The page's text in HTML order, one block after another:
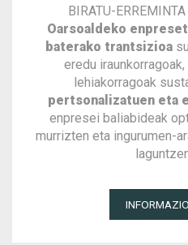
BIRATU-
Oarsoaldeko
baterako trantsizioa
eredu
lehiakorragoak
pertsonalizatuen eta
enpresei baliabideak
murrizten eta ingurumen-